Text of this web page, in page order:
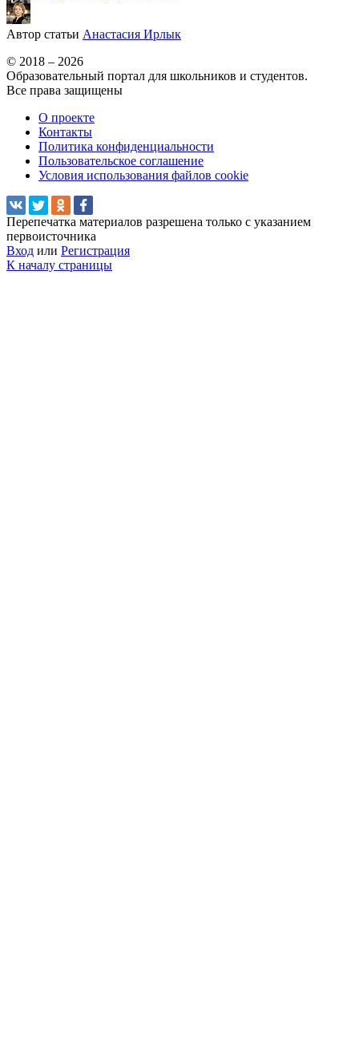
Автор статьи Анастасия Ирлык
© 2018 – 2026
Образовательный портал для школьников и студентов.
Все права защищены
О проекте
Контакты
Политика конфиденциальности
Пользовательское соглашение
Условия использования файлов cookie
Перепечатка материалов разрешена только с указанием
первоисточника
Вход или Регистрация
К началу страницы